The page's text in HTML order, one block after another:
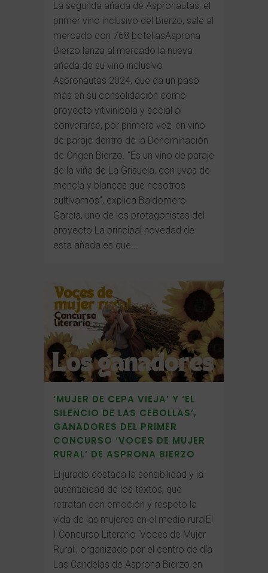
La segunda añada de Aspronautas, el
primer vino inclusivo del Bierzo, sale al
mercado con 768 botellasAsprona
Bierzo lanza al mercado la nueva
añada de su vino inclusivo
Aspronautas 2024, que da un paso
más en su consolidación como
proyecto vitivinícola y social al
convertirse, por primera vez, en vino
de paraje dentro de la Denominación
de Origen Bierzo. “Es un vino de paraje
de la viña de La Grisuela, con uvas de
mencía y blancas que nosotros
cultivamos”, explica Baldomero
García, uno de los protagonistas del
proyecto.La principal novedad de
esta añada es que...
‘MUJER DE CEPA VIEJA’ Y ‘EL
SILENCIO DE LAS CEBOLLAS’,
GANADORES DEL PRIMER
CONCURSO ‘VOCES DE MUJER
RURAL’ DE ASPRONA BIERZO
El jurado destaca la sensibilidad y la
autenticidad de los textos, que
retratan con emoción y respeto la
vida de las mujeres en el medio ruralEl
I Concurso Literario ‘Voces de Mujer
Rural’, organizado por el centro de día
Las Candelas de Asprona Bierzo en